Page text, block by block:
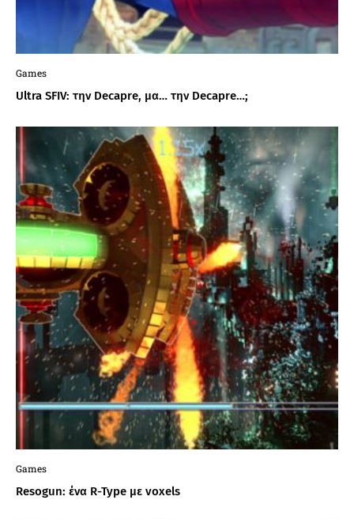
Games
Ultra SFIV: την Decapre, μα… την Decapre…;
Games
Resogun: ένα R-Type με voxels